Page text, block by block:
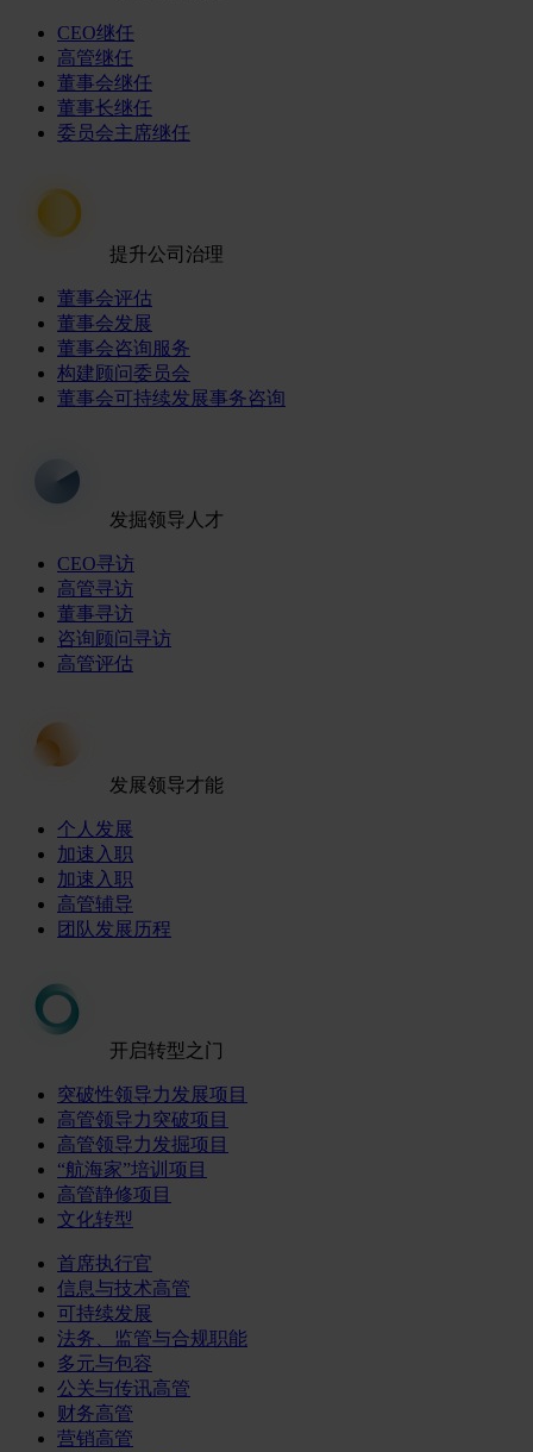
CEO继任
高管继任
董事会继任
董事长继任
委员会主席继任
提升公司治理
董事会评估
董事会发展
董事会咨询服务
构建顾问委员会
董事会可持续发展事务咨询
发掘领导人才
CEO寻访
高管寻访
董事寻访
咨询顾问寻访
高管评估
发展领导才能
个人发展
加速入职
加速入职
高管辅导
团队发展历程
开启转型之门
突破性领导力发展项目
高管领导力突破项目
高管领导力发掘项目
“航海家”培训项目
高管静修项目
文化转型
首席执行官
信息与技术高管
可持续发展
法务、监管与合规职能
多元与包容
公关与传讯高管
财务高管
营销高管